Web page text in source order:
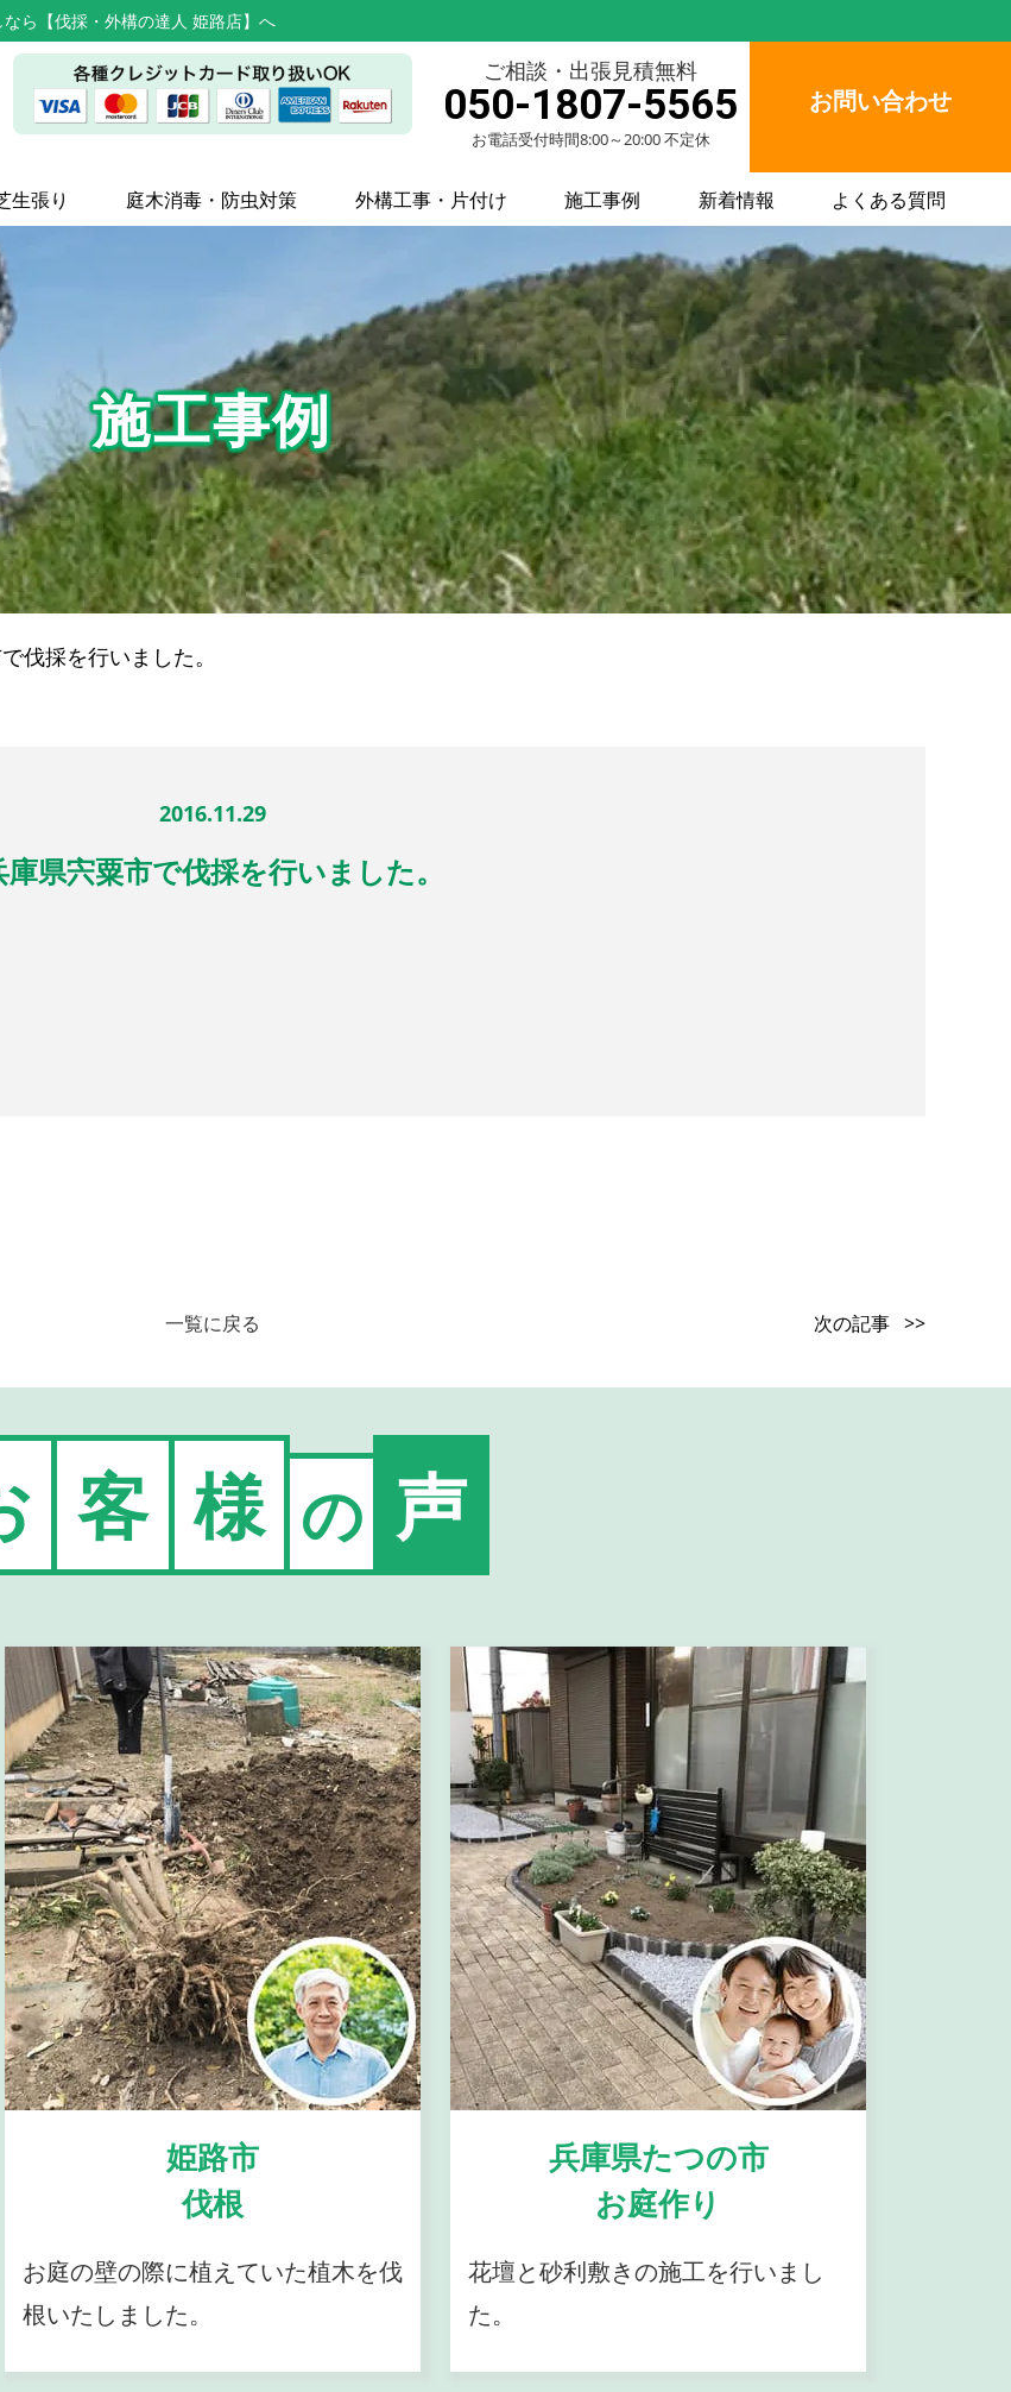
ら【伐採・外構の達人 姫路店】へ
ご相談・出張見積無料
050-1807-5565
お電話受付時間8:00～20:00 不定休
お問い合わせ
生張り 庭木消毒・防虫対策 外構工事・片付け 施工事例 新着情報 よくある質問
施工事例
伐採を行いました。
2016.11.29
庫県宍粟市で伐採を行いました。
一覧に戻る 次の記事 >>
客 様 の 声
姫路市
伐根
お庭の壁の際に植えていた植木を伐
根いたしました。
兵庫県たつの市
お庭作り
花壇と砂利敷きの施工を行いまし
た。